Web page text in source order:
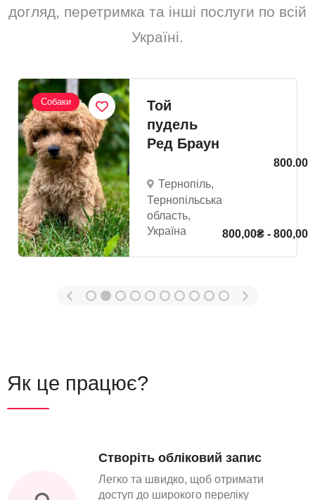
догляд, перетримка та інші послуги по всій
Україні.
Собаки
Той
пудель
Ред Браун
Тернопіль,
Тернопільська
область,
Україна
800,00₴ -
Як це працює?
Створіть обліковий запис
Легко та швидко, щоб отримати
доступ до широкого переліку